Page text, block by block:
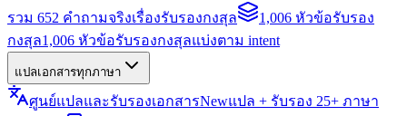
รวม 652 คำถามจริงเรื่องรับรองกงสุล
1,006 หัวข้อรับรอง
กงสุล1,006 หัวข้อรับรองกงสุลแบ่งตาม intent
แปลเอกสารทุกภาษา
ศูนย์แปลและรับรองเอกสารNewแปล + รับรอง 25+ ภาษา